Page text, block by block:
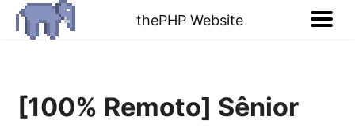
thePHP Website
[100% Remoto] Sênior